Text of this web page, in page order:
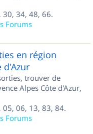
30, 34, 48, 66.
Forums
en région
d'Azur
trouver de
Alpes Côte d'Azur,
05, 06, 13, 83, 84.
Forums